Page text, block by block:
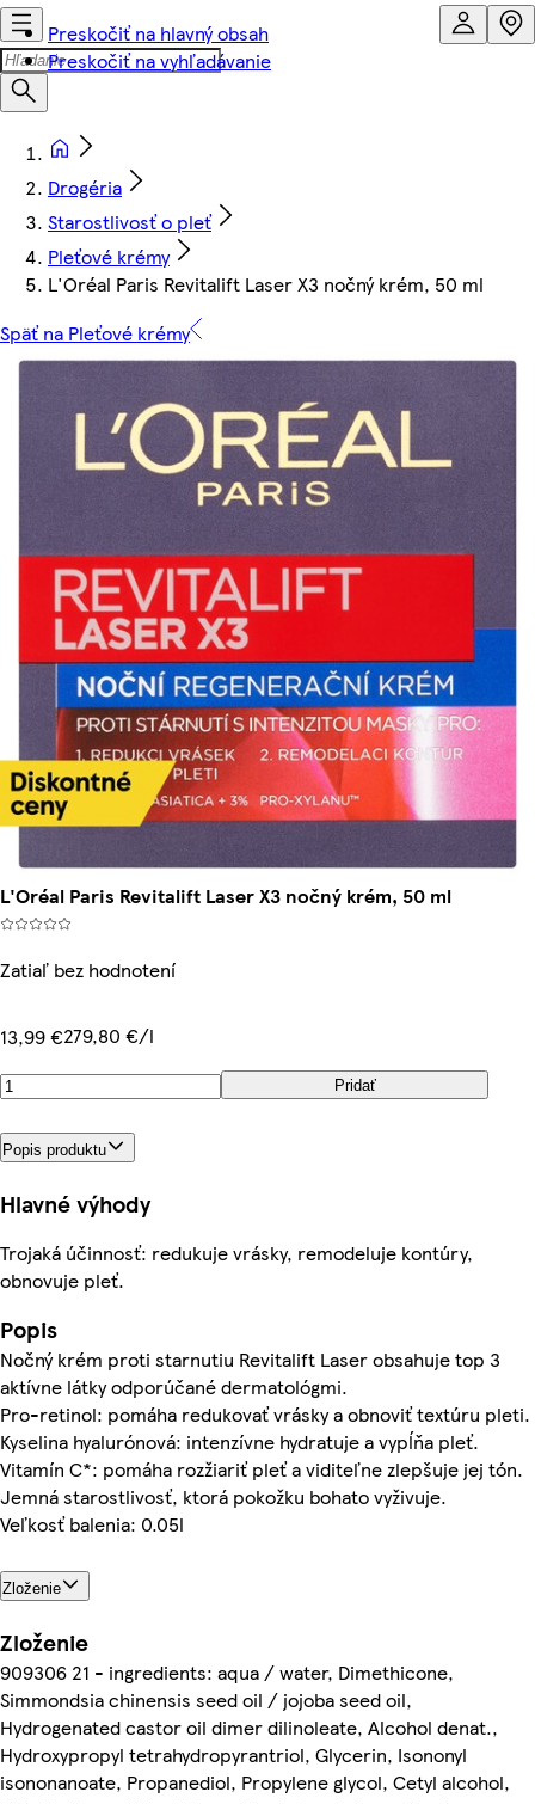
Preskočiť na hlavný obsah
Preskočiť na vyhľadávanie
Drogéria
Starostlivosť o pleť
Pleťové krémy
L'Oréal Paris Revitalift Laser X3 nočný krém, 50 ml
Späť na Pleťové krémy
L'Oréal Paris Revitalift Laser X3 nočný krém, 50 ml
Zatiaľ bez hodnotení
13,99 €279,80 €/l
Pridať
Popis produktu
Hlavné výhody
Trojaká účinnosť: redukuje vrásky, remodeluje kontúry,
obnovuje pleť.
Popis
Nočný krém proti starnutiu Revitalift Laser obsahuje top 3
aktívne látky odporúčané dermatológmi.
Pro-retinol: pomáha redukovať vrásky a obnoviť textúru pleti.
Kyselina hyalurónová: intenzívne hydratuje a vypĺňa pleť.
Vitamín C*: pomáha rozžiariť pleť a viditeľne zlepšuje jej tón.
Jemná starostlivosť, ktorá pokožku bohato vyživuje.
Veľkosť balenia: 0.05l
Zloženie
Zloženie
909306 21 - ingredients: aqua / water, Dimethicone,
Simmondsia chinensis seed oil / jojoba seed oil,
Hydrogenated castor oil dimer dilinoleate, Alcohol denat.,
Hydroxypropyl tetrahydropyrantriol, Glycerin, Isononyl
isononanoate, Propanediol, Propylene glycol, Cetyl alcohol,